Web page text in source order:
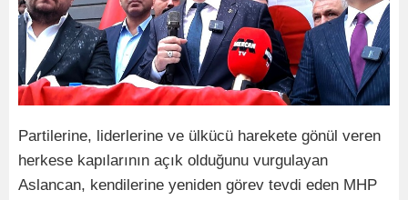
Partilerine, liderlerine ve ülkücü harekete gönül veren
herkese kapılarının açık olduğunu vurgulayan
Aslancan, kendilerine yeniden görev tevdi eden MHP